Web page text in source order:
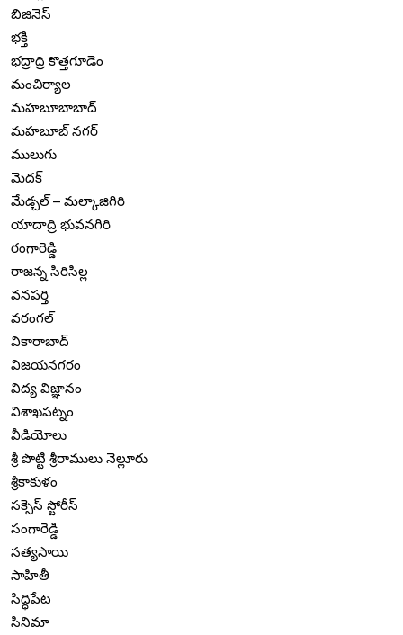
బిజినెస్
భక్తి
భద్రాద్రి కొత్తగూడెం
మంచిర్యాల
మహబూబాబాద్
మహబూబ్ నగర్
ములుగు
మెదక్
మేడ్చల్ – మల్కాజిగిరి
యాదాద్రి భువనగిరి
రంగారెడ్డి
రాజన్న సిరిసిల్ల
వనపర్తి
వరంగల్
వికారాబాద్
విజయనగరం
విద్య విజ్ఞానం
విశాఖపట్నం
వీడియోలు
శ్రీ పొట్టి శ్రీరాములు నెల్లూరు
శ్రీకాకుళం
సక్సెస్ స్టోరీస్
సంగారెడ్డి
సత్యసాయి
సాహితీ
సిద్ధిపేట
సినిమా